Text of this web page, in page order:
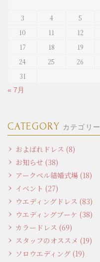
3
4 5
10
11 12
17
18 19
24
25 26
31
« 7月
CATEGORY カテゴリー
およばれドレス (8)
お知らせ (38)
アークベル結婚式場 (18)
イベント (27)
ウエディングドレス (83)
ウエディングブーケ (38)
カラードレス (69)
スタッフのオススメ (19)
ソロウエディング (19)